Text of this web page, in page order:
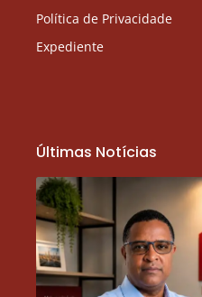
Política de Privacidade
Expediente
Últimas Notícias